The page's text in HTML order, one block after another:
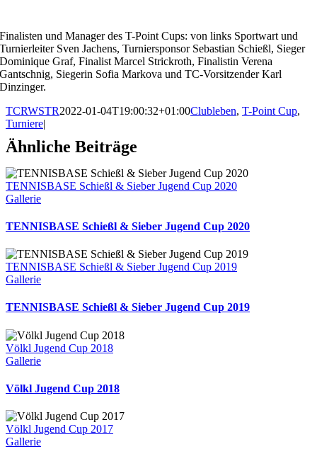
Finalisten und Manager des T-Point Cups: von links Sportwart und
Turnierleiter Sven Jachens, Turniersponsor Sebastian Schießl, Sieger
Dominique Graf, Finalist Marcel Strickroth, Finalistin Verena
Gantschnig, Siegerin Sofia Markova und TC-Vorsitzender Karl
Dinzinger.
TCRWSTR2022-01-04T19:00:32+01:00Clubleben, T-Point Cup,
Turniere|
Ähnliche Beiträge
TENNISBASE Schießl & Sieber Jugend Cup 2020
Gallerie
TENNISBASE Schießl & Sieber Jugend Cup 2020
TENNISBASE Schießl & Sieber Jugend Cup 2019
Gallerie
TENNISBASE Schießl & Sieber Jugend Cup 2019
Völkl Jugend Cup 2018
Gallerie
Völkl Jugend Cup 2018
Völkl Jugend Cup 2017
Gallerie